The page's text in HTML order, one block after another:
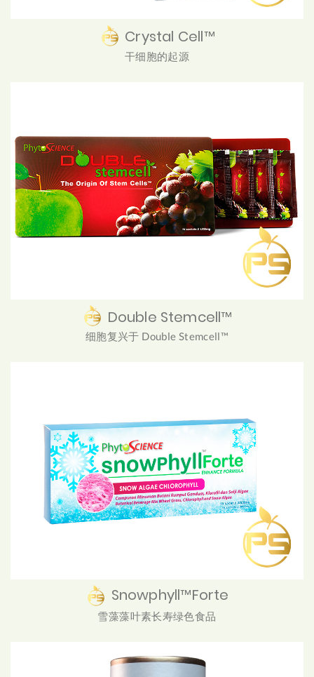
Crystal Cell™
干细胞的起源
Double Stemcell™
细胞复兴于 Double Stemcell™
Snowphyll™Forte
雪藻藻叶素长寿绿色食品